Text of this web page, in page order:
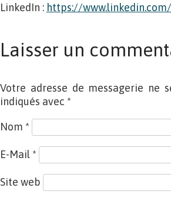
LinkedIn : https://
Laisser un
Votre adresse de messagerie ne
indiqués avec *
Nom *
E-Mail *
Site web